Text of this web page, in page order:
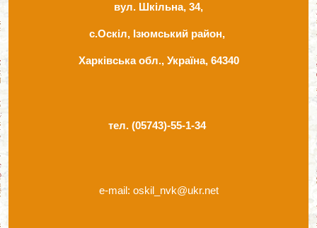
вул. Шкільна, 34,
с.Оскіл, Ізюмський район,
Харківська обл., Україна, 64340
тел. (05743)-55-1-34
e-mail: oskil_nvk@ukr.net